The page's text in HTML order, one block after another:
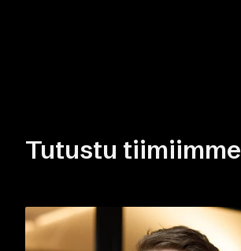
Tutustu tiimiimme